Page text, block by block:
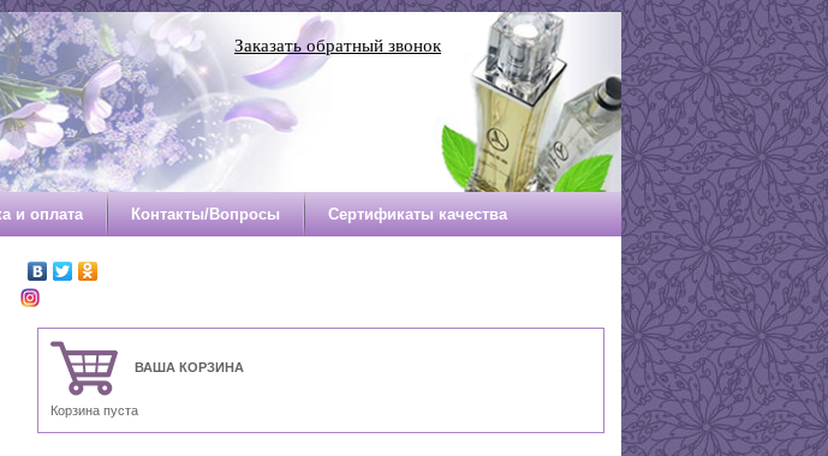
Заказать обратный звонок
и оплата Контакты/Вопросы Сертификаты качества
ВАША КОРЗИНА
Корзина пуста